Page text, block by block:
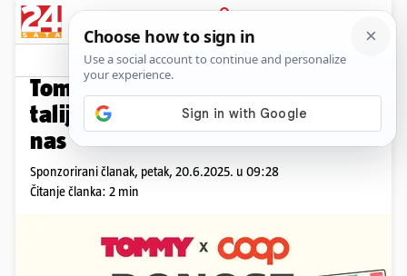
PRIJAVA
Promo sadržaj
Tommy i COOP donose Italiju –
talijanska kvaliteta samo kod
nas
Sponzorirani članak, petak, 20.6.2025. u 09:28
Čitanje članka: 2 min